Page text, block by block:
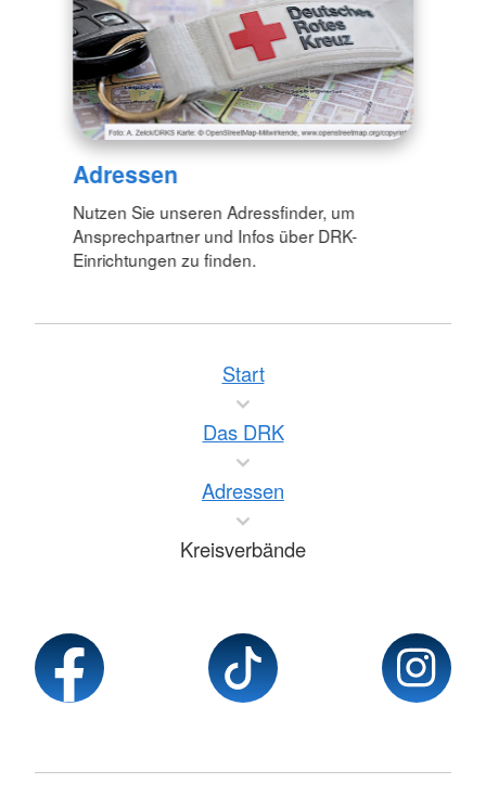
Adressen
Nutzen Sie unseren Adressfinder, um
Ansprechpartner und Infos über DRK-
Einrichtungen zu finden.
Start
Das DRK
Adressen
Kreisverbände